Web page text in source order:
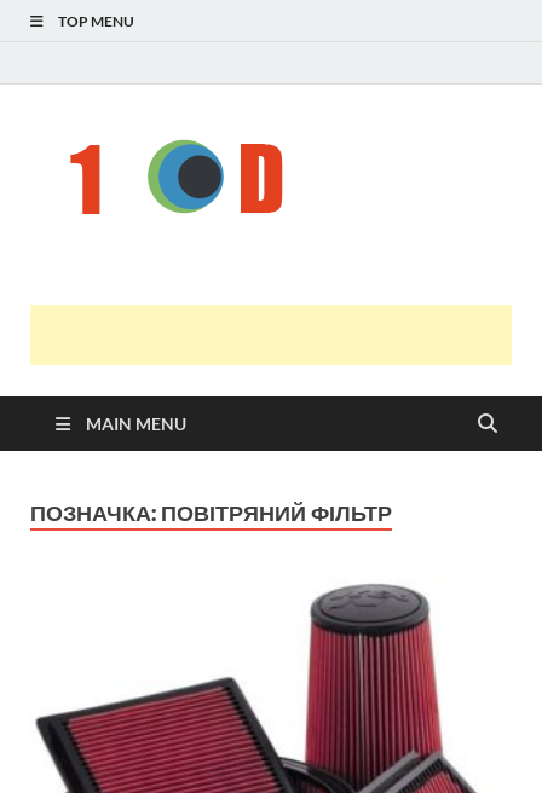
TOP MENU
MAIN MENU
ПОЗНАЧКА: ПОВІТРЯНИЙ ФІЛЬТР